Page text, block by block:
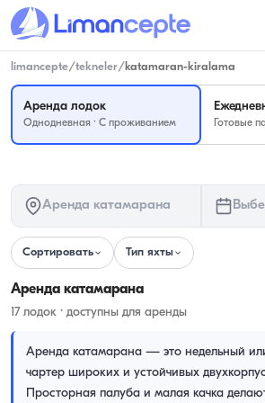
limancepte/tekneler/katamaran-kiralama
Аренда лодок
Однодневная · С проживанием Готовые
Аренда катамарана
Сортировать Тип яхты
Аренда катамарана
17 лодок · доступны для аренды
Аренда катамарана — это недельный
чартер широких и устойчивых
Просторная палуба и малая качка